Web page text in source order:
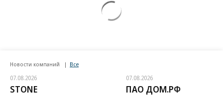
Новости компаний Все
07.08.2026
STONE
07.08.2026
ПАО ДОМ.РФ